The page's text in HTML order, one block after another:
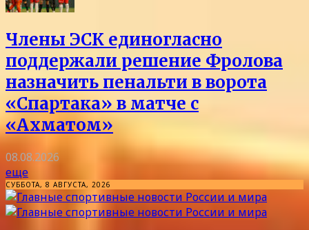
Члены ЭСК единогласно
поддержали решение Фролова
назначить пенальти в ворота
«Спартака» в матче с
«Ахматом»
08.08.2026
еще
СУББОТА, 8 АВГУСТА, 2026